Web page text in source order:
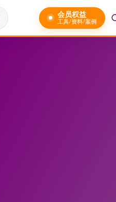
会员权益
工具/资料/案例